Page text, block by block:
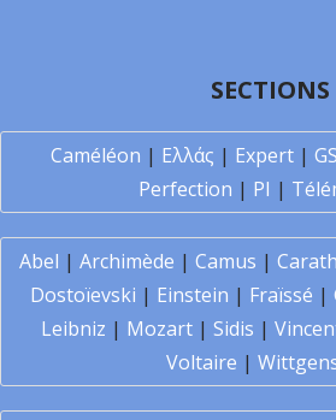
SECTIONS
Caméléon | Ελλάς | Expert|
Perfection | PI |
Abel | Archimède | Camus |
Dostoïevski | Einstein | Fraïssé |
Leibniz | Mozart | Sidis |
Voltaire |